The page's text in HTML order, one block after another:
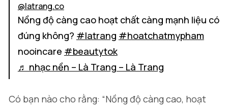
@latrang.co
Nồng độ càng cao hoạt chất càng mạnh liệu có
đúng không? #latrang #hoatchatmypham
nooincare #beautytok
♬ nhạc nền – Là Trang – Là Trang
Có bạn nào cho rằng: “Nồng độ càng cao, hoạt